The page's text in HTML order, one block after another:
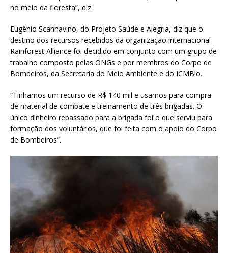
no meio da floresta”, diz.
Eugênio Scannavino, do Projeto Saúde e Alegria, diz que o
destino dos recursos recebidos da organização internacional
Rainforest Alliance foi decidido em conjunto com um grupo de
trabalho composto pelas ONGs e por membros do Corpo de
Bombeiros, da Secretaria do Meio Ambiente e do ICMBio.
“Tinhamos um recurso de R$ 140 mil e usamos para compra
de material de combate e treinamento de três brigadas. O
único dinheiro repassado para a brigada foi o que serviu para
formação dos voluntários, que foi feita com o apoio do Corpo
de Bombeiros”.